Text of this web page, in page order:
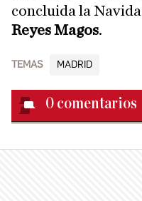
concluida la
Reyes Magos.
TEMAS MADRID
0 comentarios